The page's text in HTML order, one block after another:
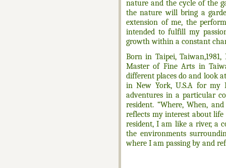
nature and the cycle of the
the nature will bring a
extension of me, the
intended to fulfill my
growth within a constant
Born in Taipei,
Master of Fine Arts in
different places do and look
in New York, U.S.A for my
adventures in a particular
resident. “Where, When,
reflects my interest about
resident, I am like a river, a
the environments
where I am passing by and